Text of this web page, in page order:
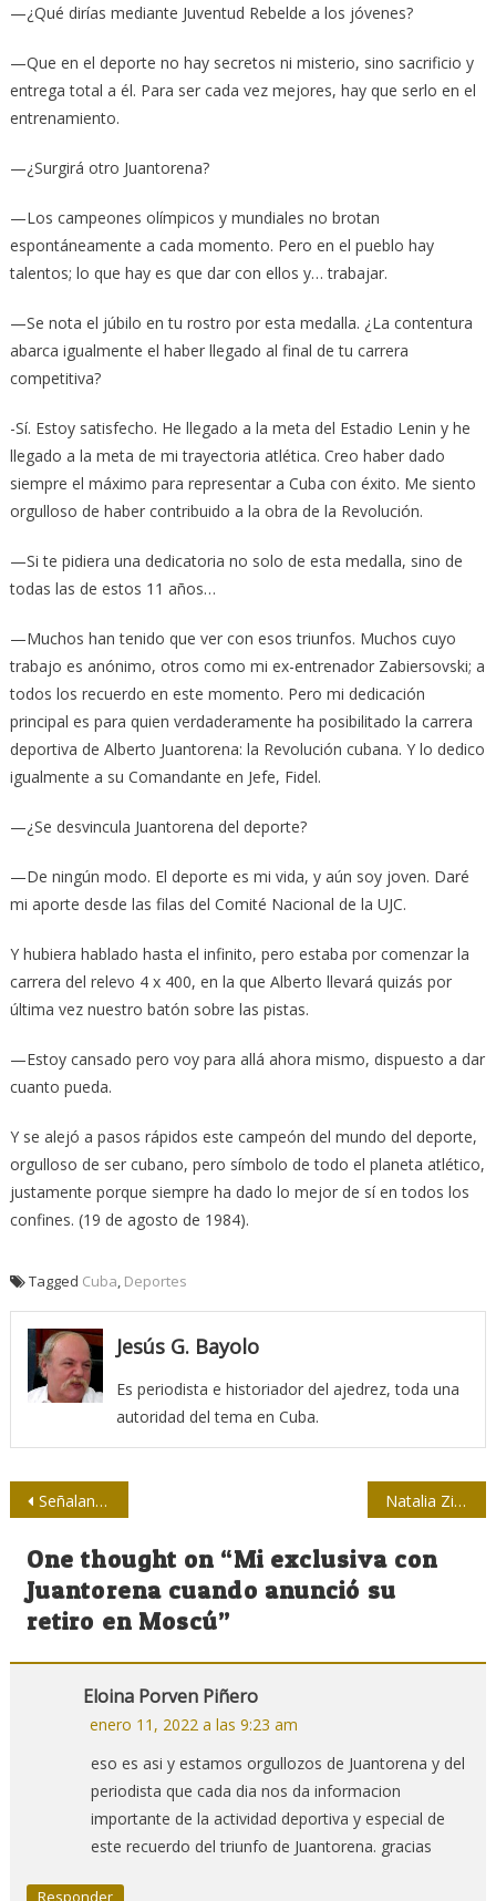
—¿Qué dirías mediante Juventud Rebelde a los jóvenes?
—Que en el deporte no hay secretos ni misterio, sino sacrificio y
entrega total a él. Para ser cada vez mejores, hay que serlo en el
entrenamiento.
—¿Surgirá otro Juantorena?
—Los campeones olímpicos y mundiales no brotan
espontáneamente a cada momento. Pero en el pueblo hay
talentos; lo que hay es que dar con ellos y… trabajar.
—Se nota el júbilo en tu rostro por esta medalla. ¿La contentura
abarca igualmente el haber llegado al final de tu carrera
competitiva?
-Sí. Estoy satisfecho. He llegado a la meta del Estadio Lenin y he
llegado a la meta de mi trayectoria atlética. Creo haber dado
siempre el máximo para representar a Cuba con éxito. Me siento
orgulloso de haber contribuido a la obra de la Revolución.
—Si te pidiera una dedicatoria no solo de esta medalla, sino de
todas las de estos 11 años…
—Muchos han tenido que ver con esos triunfos. Muchos cuyo
trabajo es anónimo, otros como mi ex-entrenador Zabiersovski; a
todos los recuerdo en este momento. Pero mi dedicación
principal es para quien verdaderamente ha posibilitado la carrera
deportiva de Alberto Juantorena: la Revolución cubana. Y lo dedico
igualmente a su Comandante en Jefe, Fidel.
—¿Se desvincula Juantorena del deporte?
—De ningún modo. El deporte es mi vida, y aún soy joven. Daré
mi aporte desde las filas del Comité Nacional de la UJC.
Y hubiera hablado hasta el infinito, pero estaba por comenzar la
carrera del relevo 4 x 400, en la que Alberto llevará quizás por
última vez nuestro batón sobre las pistas.
—Estoy cansado pero voy para allá ahora mismo, dispuesto a dar
cuanto pueda.
Y se alejó a pasos rápidos este campeón del mundo del deporte,
orgulloso de ser cubano, pero símbolo de todo el planeta atlético,
justamente porque siempre ha dado lo mejor de sí en todos los
confines. (19 de agosto de 1984).
Tagged Cuba Deportes
Jesús G. Bayolo
Es periodista e historiador del ajedrez, toda una
autoridad del tema en Cuba.
Navegación
de
entradas
Señalan a los ratones como el posible origen de ómicron Natalia Zito: entre la verdad y la ficción
One thought on “Mi exclusiva con
Juantorena cuando anunció su
retiro en Moscú”
Eloina Porven Piñero
enero 11, 2022 a las 9:23 am
eso es asi y estamos orgullozos de Juantorena y del
periodista que cada dia nos da informacion
importante de la actividad deportiva y especial de
este recuerdo del triunfo de Juantorena. gracias
Responder